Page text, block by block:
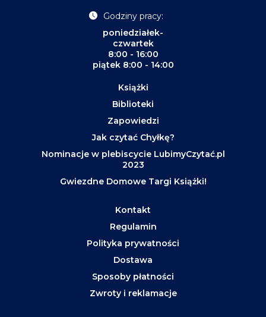
Godziny pracy:
poniedziałek-
czwartek
8:00 - 16:00
piątek 8:00 - 14:00
Książki
Biblioteki
Zapowiedzi
Jak czytać Chyłkę?
Nominacje w plebiscycie LubimyCzytać.pl
2023
Gwiezdne Domowe Targi Książki!
Kontakt
Regulamin
Polityka prywatności
Dostawa
Sposoby płatności
Zwroty i reklamacje